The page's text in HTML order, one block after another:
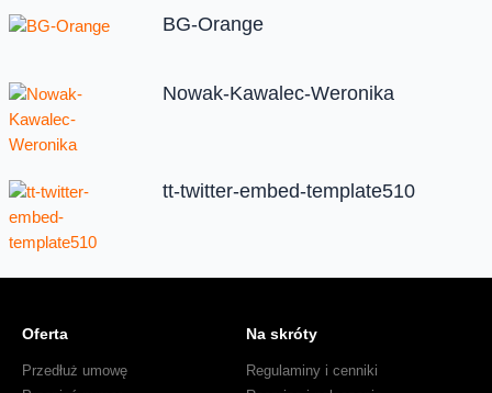
BG-Orange
Nowak-Kawalec-Weronika
tt-twitter-embed-template510
Oferta
Przedłuż umowę
Na skróty
Regulaminy i cenniki